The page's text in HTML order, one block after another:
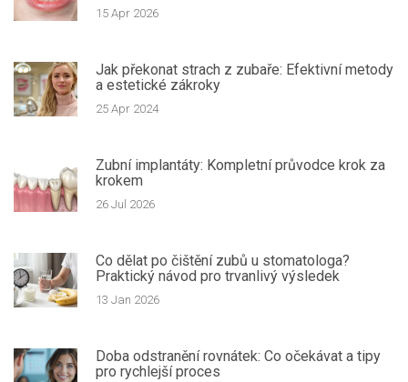
15 Apr 2026
Jak překonat strach z zubaře: Efektivní metody
a estetické zákroky
25 Apr 2024
Zubní implantáty: Kompletní průvodce krok za
krokem
26 Jul 2026
Co dělat po čištění zubů u stomatologa?
Praktický návod pro trvanlivý výsledek
13 Jan 2026
Doba odstranění rovnátek: Co očekávat a tipy
pro rychlejší proces